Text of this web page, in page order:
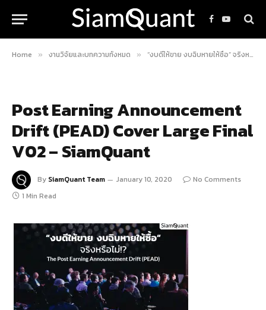
Facebook
YouTube
Home » งานวิจัยและบทความทั้งหมด » “งบดีให้ขาย งบฉิบหายให้ซื้อ” จริงหรือไม่!?
Post Earning Announcement
Drift (PEAD) Cover Large Final
V02 – SiamQuant
By SiamQuant Team January 10, 2020
No Comments
1 Min Read